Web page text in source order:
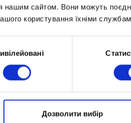
нашим сайтом. Вони можуть
користування їхніми
Дозволити вибір